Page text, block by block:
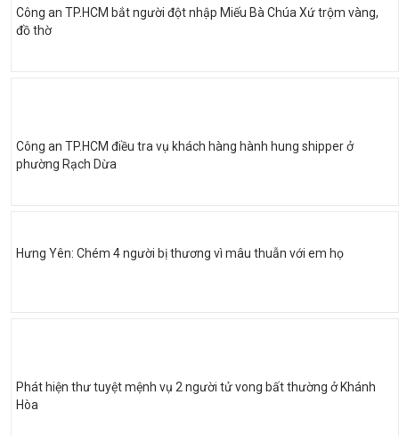
Công an TP.HCM bắt người đột nhập Miếu Bà Chúa Xứ trộm vàng,
đồ thờ
Công an TP.HCM điều tra vụ khách hàng hành hung shipper ở
phường Rạch Dừa
Hưng Yên: Chém 4 người bị thương vì mâu thuẫn với em họ
Phát hiện thư tuyệt mệnh vụ 2 người tử vong bất thường ở Khánh
Hòa